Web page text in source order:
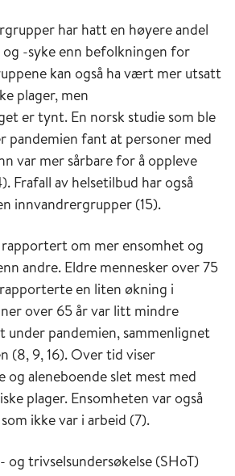
har hatt en høyere andel
-syke enn befolkningen for
kan også ha vært mer utsatt
plager, men
er tynt. En norsk studie som ble
pandemien fant at personer med
var mer sårbare for å oppleve
Frafall av helsetilbud har også
innvandrergrupper (15).
om mer ensomhet og
andre. Eldre mennesker over 75
en liten økning i
over 65 år var litt mindre
pandemien, sammenlignet
(8, 9, 16). Over tid viser
og aleneboende slet mest med
plager. Ensomheten var også
ikke var i arbeid (7).
og trivselsundersøkelse (SHoT)